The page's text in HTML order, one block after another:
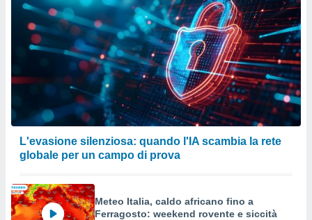
L'evasione silenziosa: quando l'IA scambia la rete
globale per un campo di prova
Meteo Italia, caldo africano fino a
Ferragosto: weekend rovente e siccità